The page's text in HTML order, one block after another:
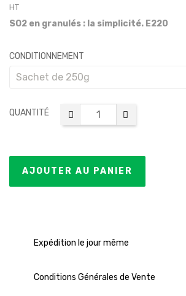
HT
SO2 en granulés : la simplicité. E220
CONDITIONNEMENT
QUANTITÉ
AJOUTER AU PANIER
Expédition le jour même
Conditions Générales de Vente